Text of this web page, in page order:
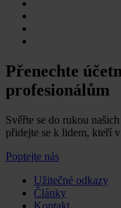
Přenechte
profesionálům
Svěřte se do rukou
přidejte se k lidem, kteří
Poptejte nás
Užitečné odkazy
Články